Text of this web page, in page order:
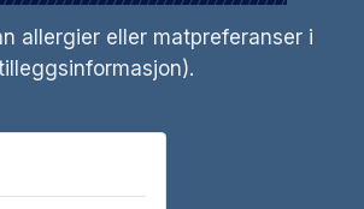
allergier eller matpreferanser i